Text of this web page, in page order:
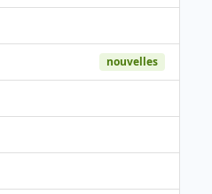
nouvelles